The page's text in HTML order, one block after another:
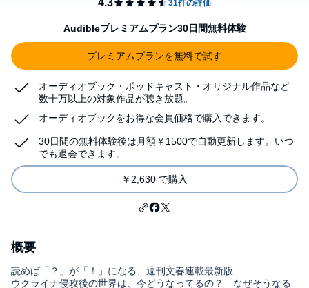
Audibleプレミアムプラン30日間無料体験
プレミアムプランを無料で試す
オーディオブック・ポッドキャスト・オリジナル作品など
数十万以上の対象作品が聴き放題。
オーディオブックをお得な会員価格で購入できます。
30日間の無料体験後は月額￥1500で自動更新します。いつ
でも退会できます。
￥2,630 で購入
概要
読めば「？」が「！」になる、週刊文春連載最新版
ウクライナ侵攻後の世界は、今どうなってるの？ なぜそうなる